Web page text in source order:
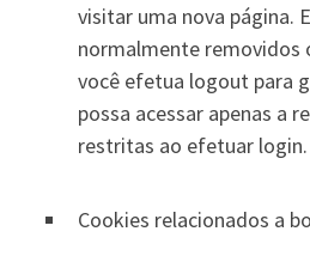
visitar uma nova página.
normalmente removidos
você efetua logout para
possa acessar apenas a
restritas ao efetuar login.
Cookies relacionados a